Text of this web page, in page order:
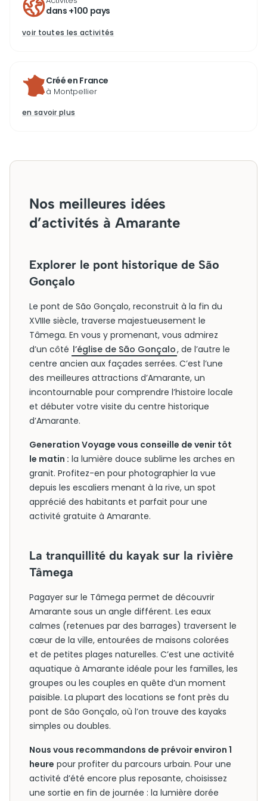
dans +100 pays
voir toutes les activités
Créé en France
à Montpellier
en savoir plus
Nos meilleures idées
d’activités à Amarante
Explorer le pont historique de São
Gonçalo
Le pont de São Gonçalo, reconstruit à la fin du
XVIIIe siècle, traverse majestueusement le
Tâmega. En vous y promenant, vous admirez
d’un côté l’église de São Gonçalo, de l’autre le
centre ancien aux façades serrées. C’est l’une
des meilleures attractions d’Amarante, un
incontournable pour comprendre l’histoire locale
et débuter votre visite du centre historique
d’Amarante.
Generation Voyage vous conseille de venir tôt
le matin : la lumière douce sublime les arches en
granit. Profitez-en pour photographier la vue
depuis les escaliers menant à la rive, un spot
apprécié des habitants et parfait pour une
activité gratuite à Amarante.
La tranquillité du kayak sur la rivière
Tâmega
Pagayer sur le Tâmega permet de découvrir
Amarante sous un angle différent. Les eaux
calmes (retenues par des barrages) traversent le
cœur de la ville, entourées de maisons colorées
et de petites plages naturelles. C’est une activité
aquatique à Amarante idéale pour les familles, les
groupes ou les couples en quête d’un moment
paisible. La plupart des locations se font près du
pont de São Gonçalo, où l’on trouve des kayaks
simples ou doubles.
Nous vous recommandons de prévoir environ 1
heure pour profiter du parcours urbain. Pour une
activité d’été encore plus reposante, choisissez
une sortie en fin de journée : la lumière dorée